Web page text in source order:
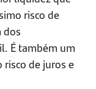
risco de
dos
É também um
de juros e